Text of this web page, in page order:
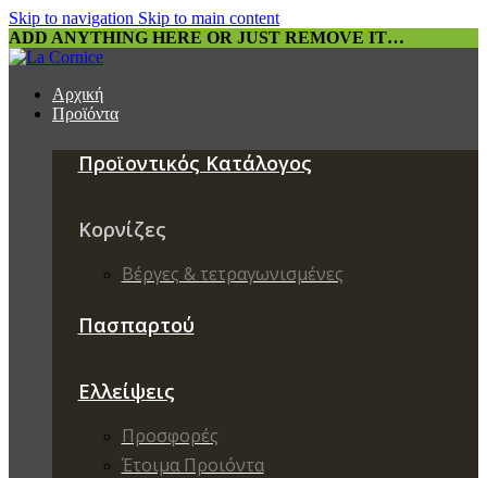
Skip to navigation Skip to main content
ADD ANYTHING HERE OR JUST REMOVE IT…
Αρχική
Προϊόντα
Προϊοντικός Κατάλογος
Κορνίζες
Βέργες & τετραγωνισμένες
Πασπαρτού
Ελλείψεις
Προσφορές
Έτοιμα Προιόντα